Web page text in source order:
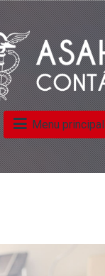
Menu principal